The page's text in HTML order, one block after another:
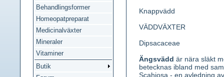
Behandlingsformer
Homeopatpreparat
Medicinalväxter
Mineraler
Vitaminer
Butik
Knappvädd
VÄDDVÄXTER
Dipsacaceae
Ängsvädd är nära släkt
betecknas ibland med
Scahiosa - en avledning